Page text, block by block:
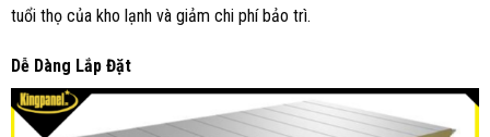
tuổi thọ của kho lạnh và giảm chi phí bảo trì.
Dễ Dàng Lắp Đặt